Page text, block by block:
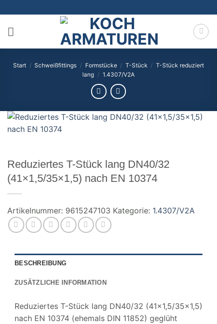
Inhalt
springen
Start / Schweißfittings / Formstücke / T-Stück / T-Stück reduziert
lang / 1.4307/V2A
Reduziertes T-Stück lang DN40/32
(41×1,5/35×1,5) nach EN 10374
Artikelnummer: 9615247103 Kategorie: 1.4307/V2A
BESCHREIBUNG
ZUSÄTZLICHE INFORMATION
Reduziertes T-Stück lang DN40/32 (41×1,5/35×1,5)
nach EN 10374 (ehemals DIN 11852) geglüht